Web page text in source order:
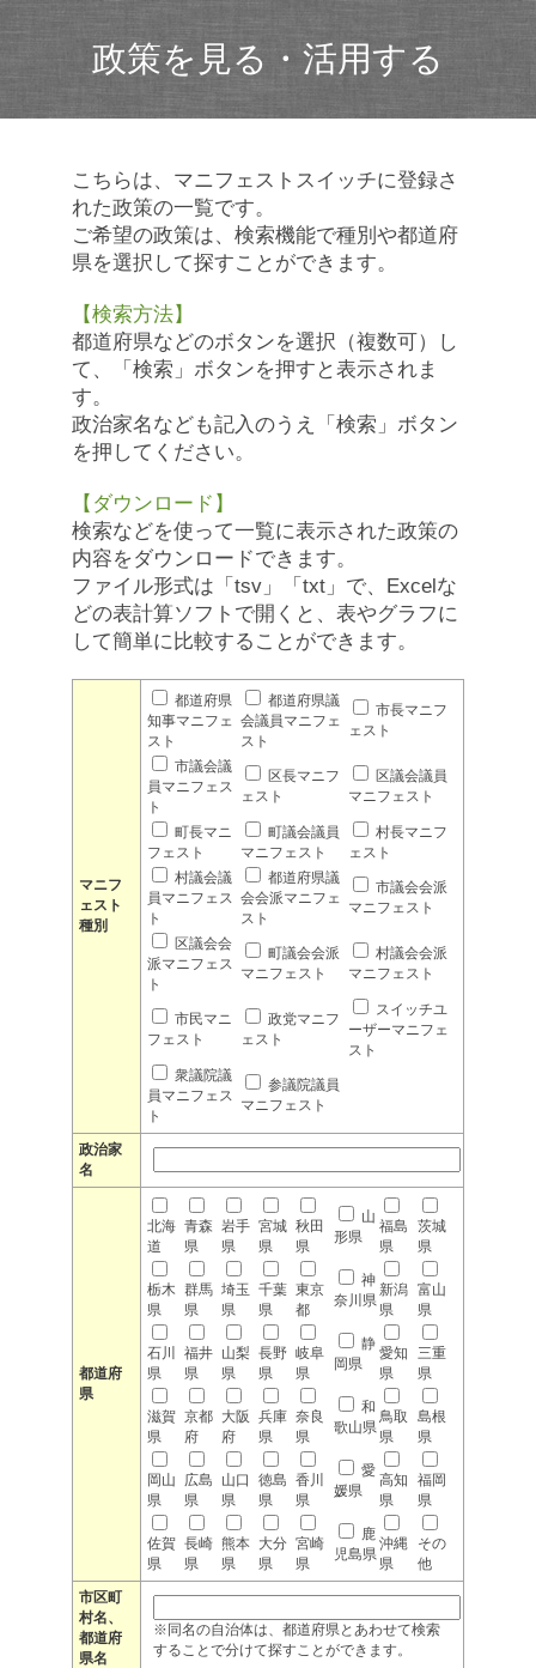
政策を見る・活用する
こちらは、マニフェストスイッチに登録さ
れた政策の一覧です。
ご希望の政策は、検索機能で種別や都道府
県を選択して探すことができます。
【検索方法】
都道府県などのボタンを選択（複数可）し
て、「検索」ボタンを押すと表示されま
す。
政治家名なども記入のうえ「検索」ボタン
を押してください。
【ダウンロード】
検索などを使って一覧に表示された政策の
内容をダウンロードできます。
ファイル形式は「tsv」「txt」で、Excelな
どの表計算ソフトで開くと、表やグラフに
して簡単に比較することができます。
マニフ
ェスト
種別
都道府県
知事マニフェ
スト
都道府県議
会議員マニフェ
スト
市長マニフ
ェスト
市議会議
員マニフェス
ト
区長マニフ
ェスト
区議会議員
マニフェスト
町長マニ
フェスト
町議会議員
マニフェスト
村長マニフ
ェスト
村議会議
員マニフェス
ト
都道府県議
会会派マニフェ
スト
市議会会派
マニフェスト
区議会会
派マニフェス
ト
町議会会派
マニフェスト
村議会会派
マニフェスト
市民マニ
フェスト
政党マニフ
ェスト
スイッチユ
ーザーマニフェ
スト
衆議院議
員マニフェス
ト
参議院議員
マニフェスト
政治家
名
都道府
県
北海
道
青森
県
岩手
県
宮城
県
秋田
県
山
形県
福島
県
茨城
県
栃木
県
群馬
県
埼玉
県
千葉
県
東京
都
神
奈川県
新潟
県
富山
県
石川
県
福井
県
山梨
県
長野
県
岐阜
県
静
岡県
愛知
県
三重
県
滋賀
県
京都
府
大阪
府
兵庫
県
奈良
県
和
歌山県
鳥取
県
島根
県
岡山
県
広島
県
山口
県
徳島
県
香川
県
愛
媛県
高知
県
福岡
県
佐賀
県
長崎
県
熊本
県
大分
県
宮崎
県
鹿
児島県
沖縄
県
その
他
市区町
村名、
都道府
県名
※同名の自治体は、都道府県とあわせて検索
することで分けて探すことができます。